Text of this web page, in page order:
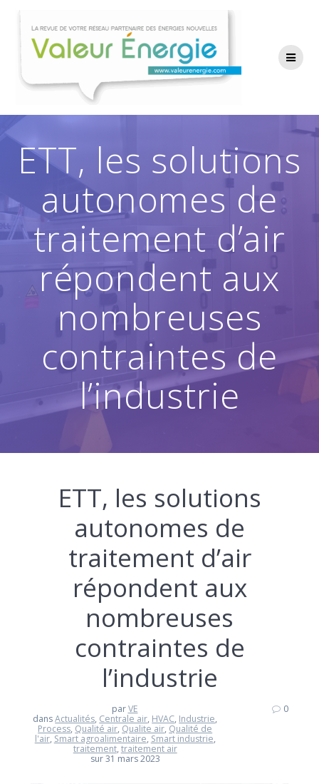
contenu
ETT, les solutions
autonomes de
traitement d’air
répondent aux
nombreuses
contraintes de
l’industrie
ETT, les solutions
autonomes de
traitement d’air
répondent aux
nombreuses
contraintes de
l’industrie
parVE
dansActualités, Centrale air, HVAC, Industrie,
Process, Qualité air, Qualite air, Qualité de
l'air, Smart agroalimentaire, Smart industrie,
traitement, traitement air
sur 31 mars 2023
0